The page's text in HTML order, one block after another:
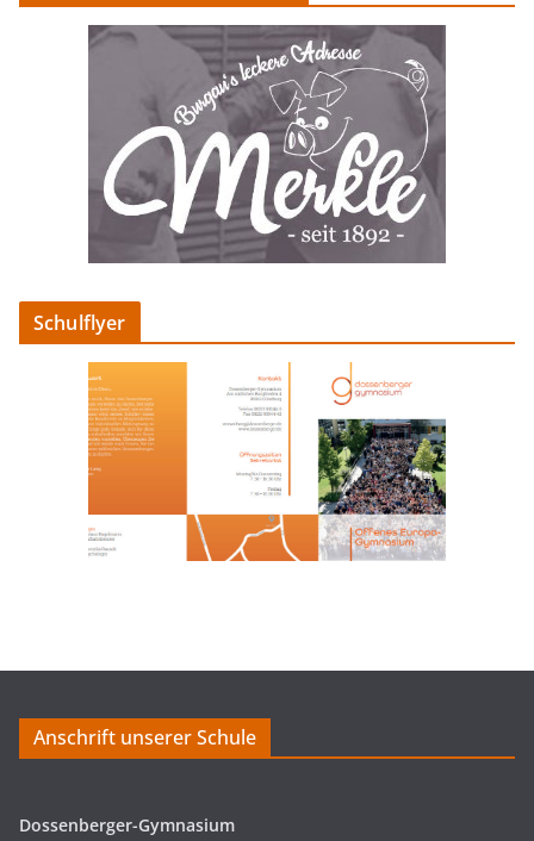
Schulflyer
Anschrift unserer Schule
Dossenberger-Gymnasium